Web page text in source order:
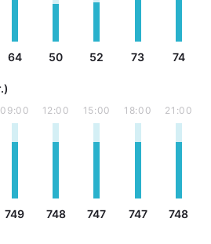
64 50 52 73 74
09:00
749
12:00
748
15:00
747
18:00
747
21:00
748